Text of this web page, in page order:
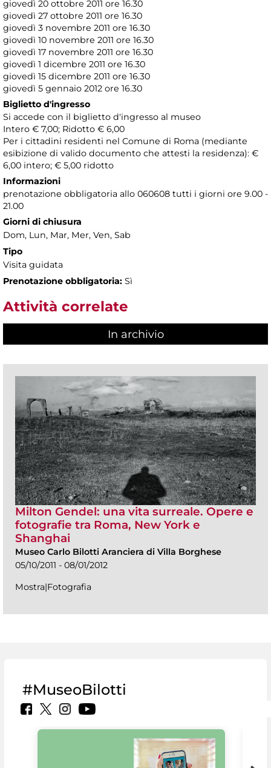
giovedì 20 ottobre 2011 ore 16.30
giovedì 27 ottobre 2011 ore 16.30
giovedì 3 novembre 2011 ore 16.30
giovedì 10 novembre 2011 ore 16.30
giovedì 17 novembre 2011 ore 16.30
giovedì 1 dicembre 2011 ore 16.30
giovedì 15 dicembre 2011 ore 16.30
giovedì 5 gennaio 2012 ore 16.30
Biglietto d'ingresso
Si accede con il biglietto d'ingresso al museo
Intero € 7,00; Ridotto € 6,00
Per i cittadini residenti nel Comune di Roma (mediante
esibizione di valido documento che attesti la residenza): €
6,00 intero; € 5,00 ridotto
Informazioni
prenotazione obbligatoria allo 060608 tutti i giorni ore 9.00 -
21.00
Giorni di chiusura
Dom, Lun, Mar, Mer, Ven, Sab
Tipo
Visita guidata
Prenotazione obbligatoria: Sì
Attività correlate
In archivio
Milton Gendel: una vita surreale. Opere e
fotografie tra Roma, New York e
Shanghai
Museo Carlo Bilotti Aranciera di Villa Borghese
05/10/2011 - 08/01/2012
Mostra|Fotografia
#MuseoBilotti